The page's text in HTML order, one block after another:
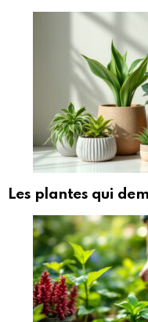
Les plantes qui